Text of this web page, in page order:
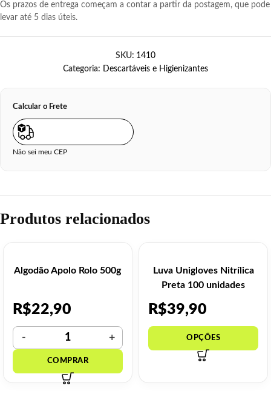
Os prazos de entrega começam a contar a partir da postagem, que pode
levar até 5 dias úteis.
SKU: 1410
Categoria: Descartáveis e Higienizantes
Calcular o Frete
Não sei meu CEP
Produtos relacionados
Algodão Apolo Rolo 500g
R$22,90
Luva Unigloves Nitrílica
Preta 100 unidades
R$39,90